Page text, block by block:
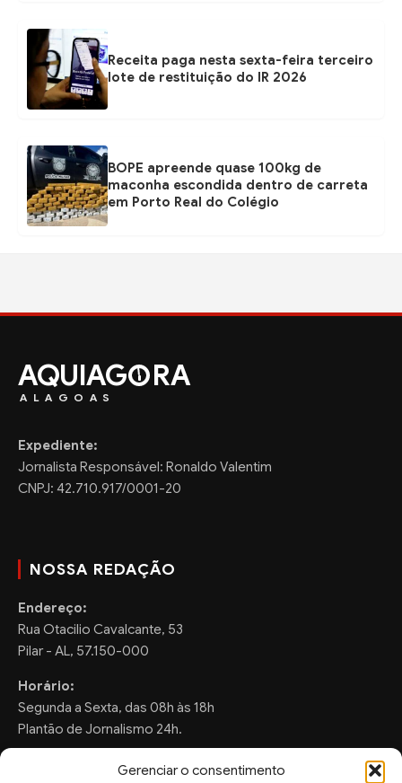
Gerenciar o consentimento
Receita paga nesta sexta-feira terceiro
lote de restituição do IR 2026
BOPE apreende quase 100kg de
maconha escondida dentro de carreta
em Porto Real do Colégio
AQUIAG RA
ALAGOAS
Expediente:
Jornalista Responsável: Ronaldo Valentim
CNPJ: 42.710.917/0001-20
NOSSA REDAÇÃO
Endereço:
Rua Otacilio Cavalcante, 53
Pilar - AL, 57.150-000
Horário:
Segunda a Sexta, das 08h às 18h
Plantão de Jornalismo 24h.